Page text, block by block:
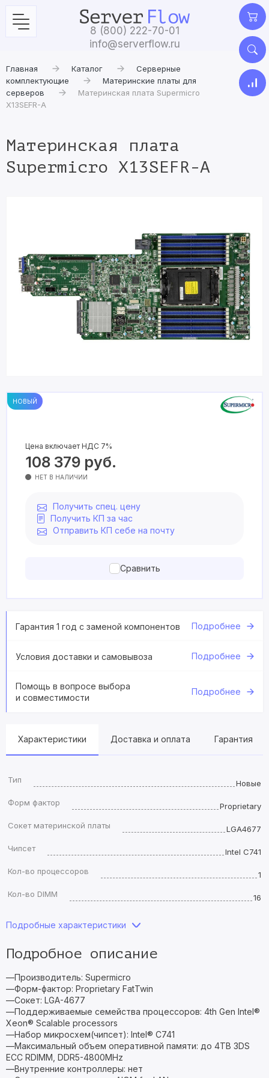
8 (800) 222-70-01
info@serverflow.ru
Главная Каталог
Серверные
комплектующие
Материнские платы для
серверов
Материнская плата Supermicro
X13SEFR-A
Материнская плата
Supermicro X13SEFR-A
НОВЫЙ
Цена включает НДС 7%
108 379 руб.
НЕТ В НАЛИЧИИ
Получить спец. цену
Получить КП за час
Отправить КП себе на почту
Сравнить
Гарантия 1 год с заменой компонентов Подробнее
Условия доставки и самовывоза Подробнее
Помощь в вопросе выбора
и совместимости
Подробнее
Характеристики Доставка и оплата Гарантия
Тип
Новые
Форм фактор
Proprietary
Сокет материнской платы
LGA4677
Чипсет
Intel C741
Кол-во процессоров
1
Кол-во DIMM
16
Подробные характеристики
Подробное описание
—Производитель: Supermicro
—Форм-фактор: Proprietary FatTwin
—Сокет: LGA-4677
—Поддерживаемые семейства процессоров: 4th Gen Intel®
Xeon® Scalable processors
—Набор микросхем(чипсет): Intel® C741
—Максимальный объем оперативной памяти: до 4TB 3DS
ECC RDIMM, DDR5-4800MHz
—Внутренние контроллеры: нет